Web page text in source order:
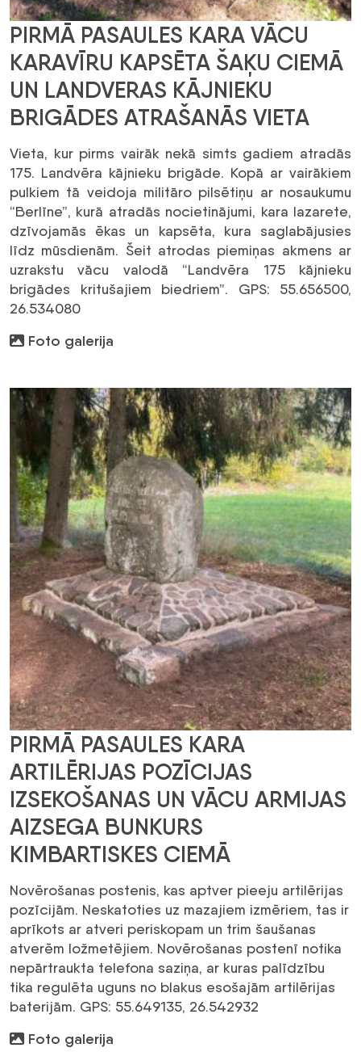
PIRMĀ PASAULES KARA VĀCU
KARAVĪRU KAPSĒTA ŠAĶU CIEMĀ
UN LANDVERAS KĀJNIEKU
BRIGĀDES ATRAŠANĀS VIETA
Vieta, kur pirms vairāk nekā simts gadiem atradās
175. Landvēra kājnieku brigāde. Kopā ar vairākiem
pulkiem tā veidoja militāro pilsētiņu ar nosaukumu
“Berlīne”, kurā atradās nocietinājumi, kara lazarete,
dzīvojamās ēkas un kapsēta, kura saglabājusies
līdz mūsdienām. Šeit atrodas piemiņas akmens ar
uzrakstu vācu valodā “Landvēra 175 kājnieku
brigādes kritušajiem biedriem”. GPS: 55.656500,
26.534080
Foto galerija
PIRMĀ PASAULES KARA
ARTILĒRIJAS POZĪCIJAS
IZSEKOŠANAS UN VĀCU ARMIJAS
AIZSEGA BUNKURS
KIMBARTISKES CIEMĀ
Novērošanas postenis, kas aptver pieeju artilērijas
pozīcijām. Neskatoties uz mazajiem izmēriem, tas ir
aprīkots ar atveri periskopam un trim šaušanas
atverēm ložmetējiem. Novērošanas postenī notika
nepārtraukta telefona saziņa, ar kuras palīdzību
tika regulēta uguns no blakus esošajām artilērijas
baterijām. GPS: 55.649135, 26.542932
Foto galerija